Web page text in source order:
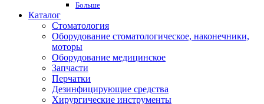
Больше
Каталог
Стоматология
Оборудование стоматологическое, наконечники,
моторы
Оборудование медицинское
Запчасти
Перчатки
Дезинфицирующие средства
Хирургические инструменты